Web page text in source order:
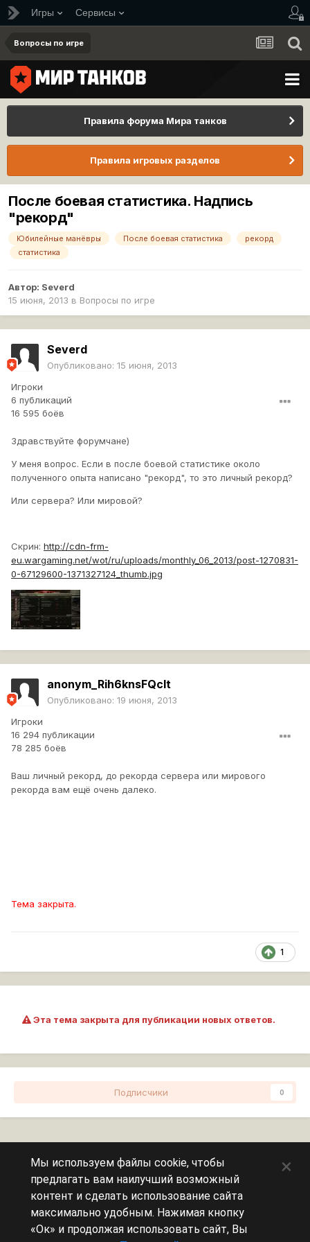
Игры Сервисы
Вопросы по игре
Правила форума Мира танков
Правила игровых разделов
После боевая статистика. Надпись
"рекорд"
Юбилейные манёвры После боевая статистика
рекорд
статистика
Автор: Severd
15 июня, 2013 в Вопросы по игре
Severd
Опубликовано: 15 июня, 2013
Игроки
6 публикаций
16 595 боёв
Здравствуйте форумчане)
У меня вопрос. Если в после боевой статистике около
полученного опыта написано "рекорд", то это личный рекорд?
Или сервера? Или мировой?
Скрин: http://cdn-frm-
eu.wargaming.net/wot/ru/uploads/monthly_06_2013/post-1270831-
0-67129600-1371327124_thumb.jpg
anonym_Rih6knsFQcIt
Опубликовано: 19 июня, 2013
Игроки
16 294 публикации
78 285 боёв
Ваш личный рекорд, до рекорда сервера или мирового
рекорда вам ещё очень далеко.
Тема закрыта.
1
Эта тема закрыта для публикации новых ответов.
Подписчики 0
Сейчас на странице
Эту страницу никто не просматривает.
Мы используем файлы cookie, чтобы
предлагать вам наилучший возможный
контент и сделать использование сайта
максимально удобным. Нажимая кнопку
«Ок» и продолжая использовать сайт, Вы
×